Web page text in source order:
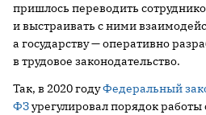
пришлось переводить
и выстраивать с ними
а государству — оперативно
в трудовое законодательство.
Так, в 2020 годуФедеральный
ФЗурегулировал порядок